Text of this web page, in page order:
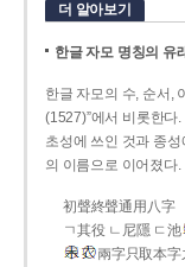
더 알아보기
한글 자모 명칭의 유
한글 자모의 수, 순서,
(1527)”에서 비롯한다
초성에 쓰인 것과 종
의 이름으로 이어졌다.
初聲終聲通用八字
ㄱ其役 ㄴ尼隱 ㄷ池
兩字只取本